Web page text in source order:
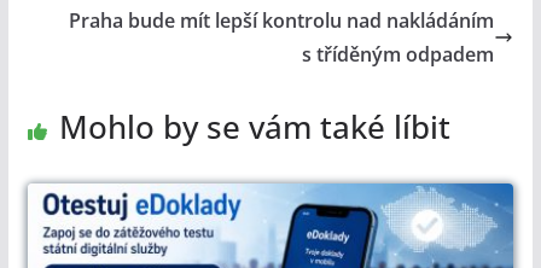
Praha bude mít lepší kontrolu nad nakládáním
s tříděným odpadem
Mohlo by se vám také líbit